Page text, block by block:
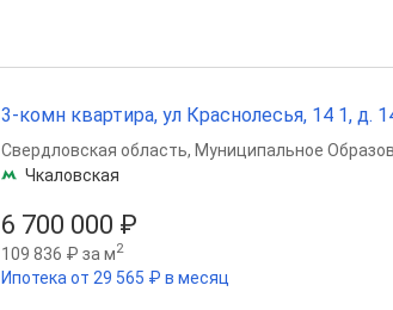
3-комн квартира, ул Краснолесья, 14 1, д.
6 700 000 ₽
109 836 ₽ за м2
Ипотека от 29 565 ₽ в месяц
Свердловская область, Муниципальное
Чкаловская